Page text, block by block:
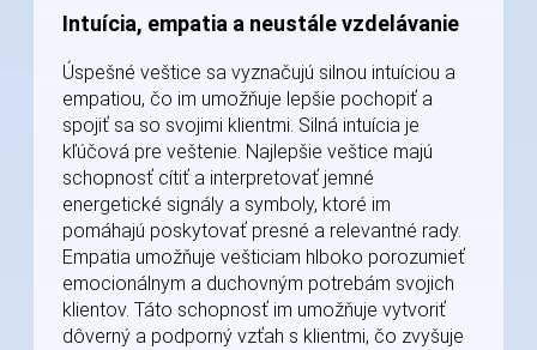
Intuícia, empatia a neustále vzdelávanie
Úspešné veštice sa vyznačujú silnou intuíciou a
empatiou, čo im umožňuje lepšie pochopiť a
spojiť sa so svojimi klientmi. Silná intuícia je
kľúčová pre veštenie. Najlepšie veštice majú
schopnosť cítiť a interpretovať jemné
energetické signály a symboly, ktoré im
pomáhajú poskytovať presné a relevantné rady.
Empatia umožňuje vešticiam hlboko porozumieť
emocionálnym a duchovným potrebám svojich
klientov. Táto schopnosť im umožňuje vytvoriť
dôverný a podporný vzťah s klientmi, čo zvyšuje